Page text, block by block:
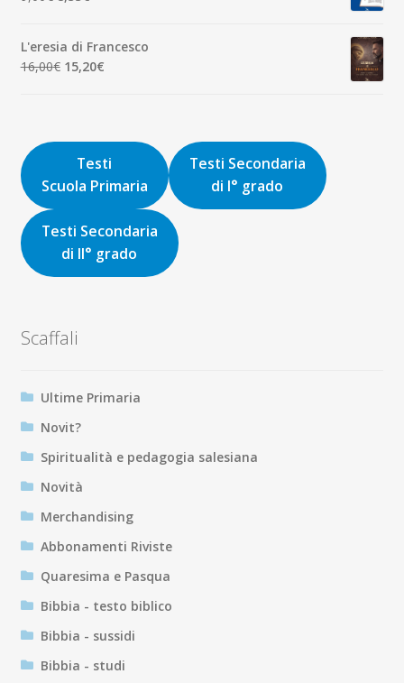
8,00€.7,60€.
era:
9,00€.
è:
8,55€.
L'eresia di Francesco
16,00€ Il
16,00€.
15,20€Il
15,20€.
Testi
Scuola Primaria
Testi Secondaria
di I° grado
Testi Secondaria
di II° grado
Scaffali
Ultime Primaria
Novit?
Spiritualità e pedagogia salesiana
Novità
Merchandising
Abbonamenti Riviste
Quaresima e Pasqua
Bibbia - testo biblico
Bibbia - sussidi
Bibbia - studi